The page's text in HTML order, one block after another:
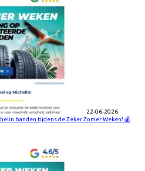
22-06-2026
banden tijdens de Zeker Zomer Weken! 💰